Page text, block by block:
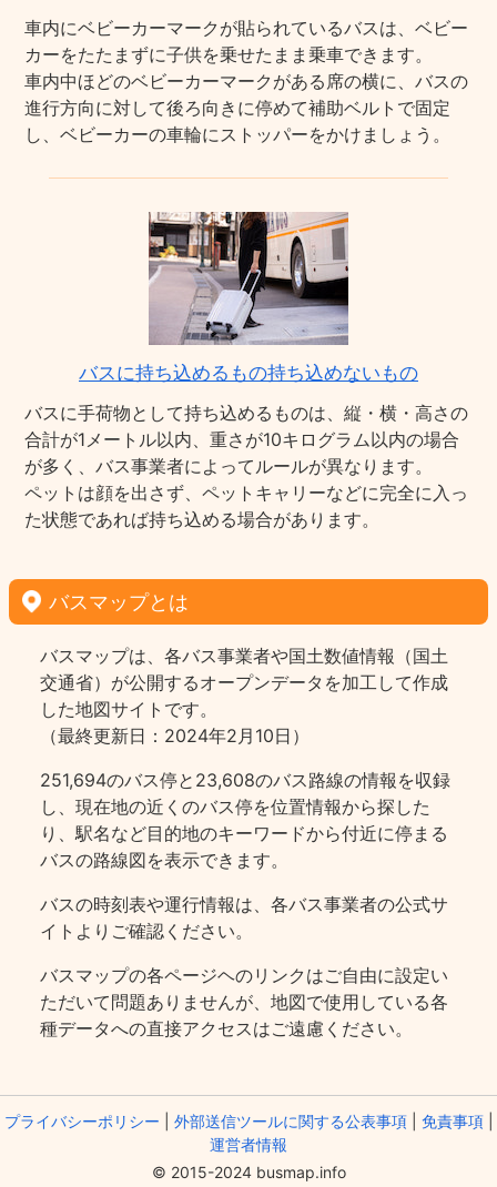
車内にベビーカーマークが貼られているバスは、ベビー
カーをたたまずに子供を乗せたまま乗車できます。
車内中ほどのベビーカーマークがある席の横に、バスの
進行方向に対して後ろ向きに停めて補助ベルトで固定
し、ベビーカーの車輪にストッパーをかけましょう。
バスに持ち込めるもの持ち込めないもの
バスに手荷物として持ち込めるものは、縦・横・高さの
合計が1メートル以内、重さが10キログラム以内の場合
が多く、バス事業者によってルールが異なります。
ペットは顔を出さず、ペットキャリーなどに完全に入っ
た状態であれば持ち込める場合があります。
バスマップとは
バスマップは、各バス事業者や国土数値情報（国土
交通省）が公開するオープンデータを加工して作成
した地図サイトです。
（最終更新日：2024年2月10日）
251,694のバス停と23,608のバス路線の情報を収録
し、現在地の近くのバス停を位置情報から探した
り、駅名など目的地のキーワードから付近に停まる
バスの路線図を表示できます。
バスの時刻表や運行情報は、各バス事業者の公式サ
イトよりご確認ください。
バスマップの各ページヘのリンクはご自由に設定い
ただいて問題ありませんが、地図で使用している各
種データへの直接アクセスはご遠慮ください。
プライバシーポリシー 外部送信ツールに関する公表事項| 免責事項|
運営者情報
© 2015-2024 busmap.info